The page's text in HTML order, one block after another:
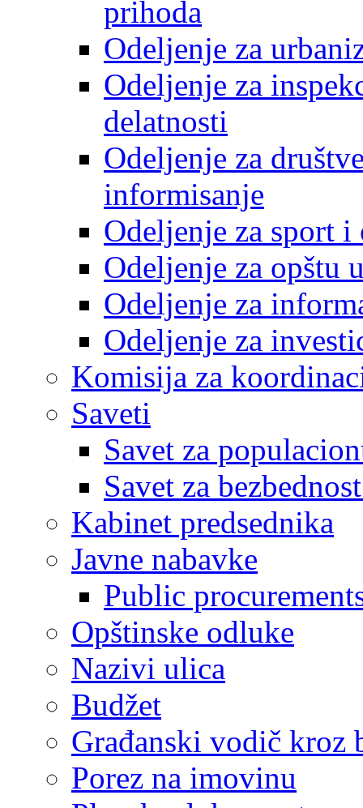
prihoda
Odeljenje za
Odeljenje za
delatnosti
Odeljenje za
informisanje
Odeljenje za sport
Odeljenje za opštu
Odeljenje za
Odeljenje za
Komisija za
Saveti
Savet za
Savet za
Kabinet predsednika
Javne nabavke
Public
Opštinske odluke
Nazivi ulica
Budžet
Građanski vodič kroz
Porez na imovinu